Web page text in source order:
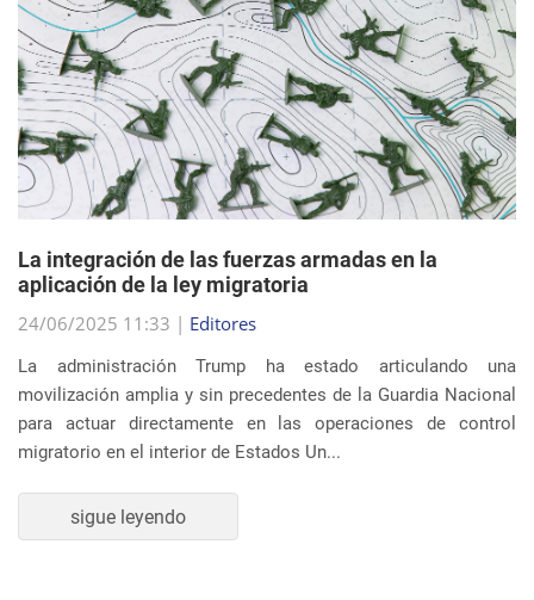
La integración de las fuerzas armadas en la
aplicación de la ley migratoria
24/06/2025 11:33 |Editores
La administración Trump ha estado articulando una
movilización amplia y sin precedentes de la Guardia Nacional
migratorio en el interior de Estados Un...
sigue leyendo
CULTURA Y SOCIEDAD